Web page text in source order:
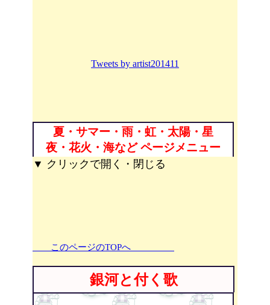
Tweets by artist201411
夏・サマー・雨・虹・太陽・星
夜・花火・海など ページメニュー
▼ クリックで開く・閉じる
このページのTOPへ
銀河と付く歌